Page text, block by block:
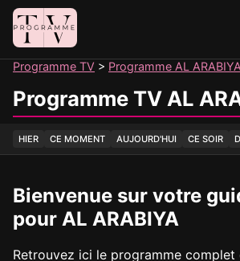
Programme TV Programme AL ARABIYA
Programme TV AL
HIER CE MOMENT AUJOURD'HUI CE SOIR
Bienvenue sur votre
pour AL ARABIYA
Retrouvez ici le programme complet
Panneau de gestion des cookies